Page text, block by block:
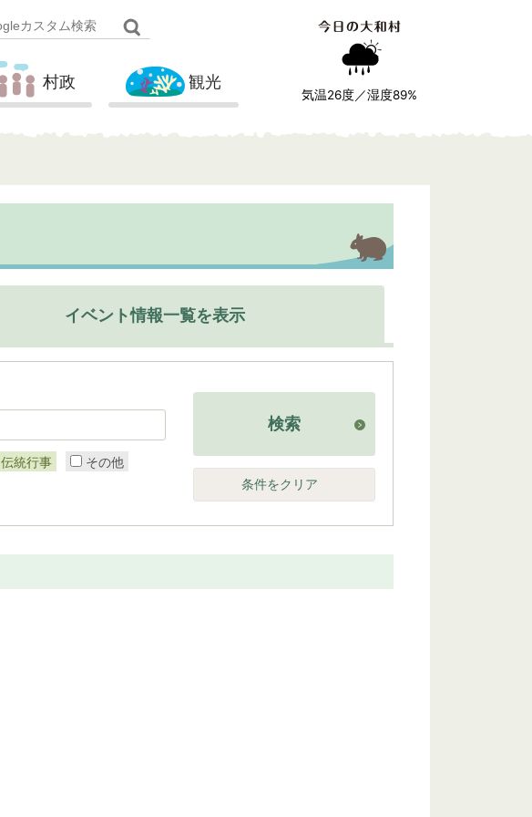
村政 観光
気温26度／湿度89%
イベント情報一覧を表示
伝統行事 その他
検索
条件をクリア